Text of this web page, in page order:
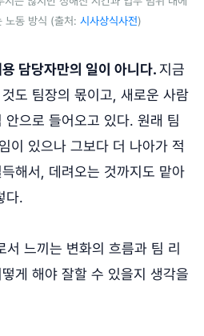
노동 방식 (출처: 시사상식사전)
담당자만의 일이 아니다.지금
도 팀장의 몫이고, 새로운 사람
으로 들어오고 있다. 원래 팀
이 있으나 그보다 더 나아가 적
해서, 데려오는 것까지도 맡아
다.
서 느끼는 변화의 흐름과 팀 리
게 해야 잘할 수 있을지 생각을